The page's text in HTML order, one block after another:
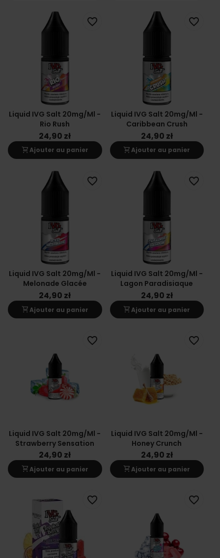
Liquid IVG Salt 20mg/ml -
Rio Rush
24,90 zł
shopping_cartAjouter au panier
favorite_border
Liquid IVG Salt 20mg/ml -
Caribbean Crush
24,90 zł
shopping_cartAjouter au panier
favorite_border
Liquid IVG Salt 20mg/ml -
Melonade Glacée
24,90 zł
shopping_cartAjouter au panier
favorite_border
Liquid IVG Salt 20mg/ml -
Lagon Paradisiaque
24,90 zł
shopping_cartAjouter au panier
favorite_border
Liquid IVG Salt 20mg/ml -
Strawberry Sensation
24,90 zł
shopping_cartAjouter au panier
favorite_border
Liquid IVG Salt 20mg/ml -
Honey Crunch
24,90 zł
shopping_cartAjouter au panier
favorite_border
favorite_border favorite_border